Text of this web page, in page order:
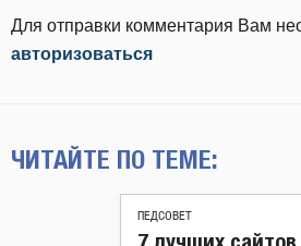
Для отправки комментария Вам
авторизоваться
ЧИТАЙТЕ ПО ТЕМЕ:
ПЕДСОВЕТ
7 лучших сайтов